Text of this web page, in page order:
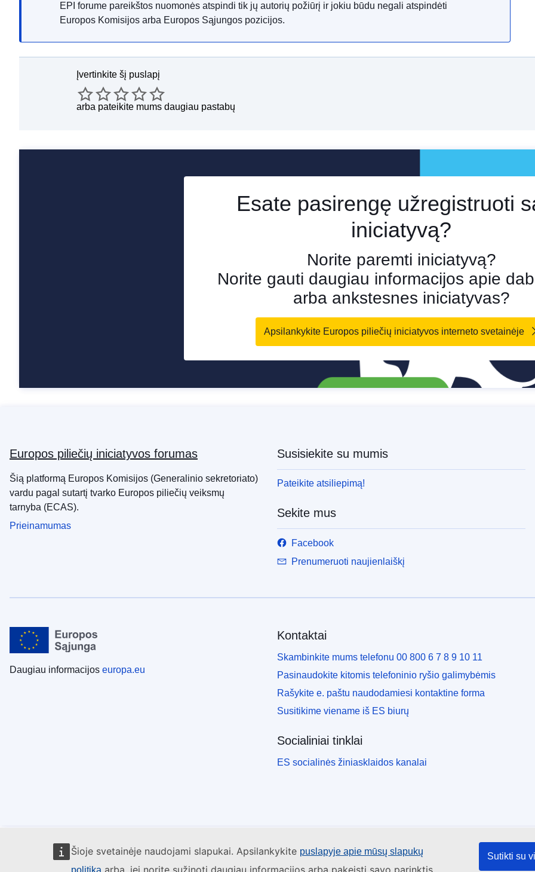
Šioje svetainėje naudojami slapukai. Apsilankykite puslapyje apie mūsų slapukų
politiką arba, jei norite sužinoti daugiau informacijos arba pakeisti savo parinktis,
Sutikti su
EPI forume pareikštos nuomonės atspindi tik jų autorių požiūrį ir jokiu būdu negali atspindėti
Europos Komisijos arba Europos Sąjungos pozicijos.
Įvertinkite šį puslapį
arba pateikite mums daugiau pastabų
Esate pasirengę užregistruoti
iniciatyvą?
Norite paremti iniciatyvą?
Norite gauti daugiau informacijos apie
arba ankstesnes iniciatyvas?
Apsilankykite Europos piliečių iniciatyvos interneto svetainėje
Europos piliečių iniciatyvos forumas
Šią platformą Europos Komisijos (Generalinio sekretoriato)
vardu pagal sutartį tvarko Europos piliečių veiksmų
tarnyba (ECAS).
Prieinamumas
Susisiekite su mumis
Pateikite atsiliepimą!
Sekite mus
Facebook
Prenumeruoti naujienlaiškį
Daugiau informacijos europa.eu
Kontaktai
Skambinkite mums telefonu 00 800 6 7 8 9 10 11
Pasinaudokite kitomis telefoninio ryšio galimybėmis
Rašykite e. paštu naudodamiesi kontaktine forma
Susitikime viename iš ES biurų
Socialiniai tinklai
ES socialinės žiniasklaidos kanalai